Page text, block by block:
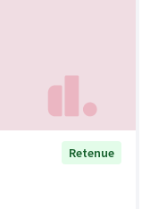
Retenue